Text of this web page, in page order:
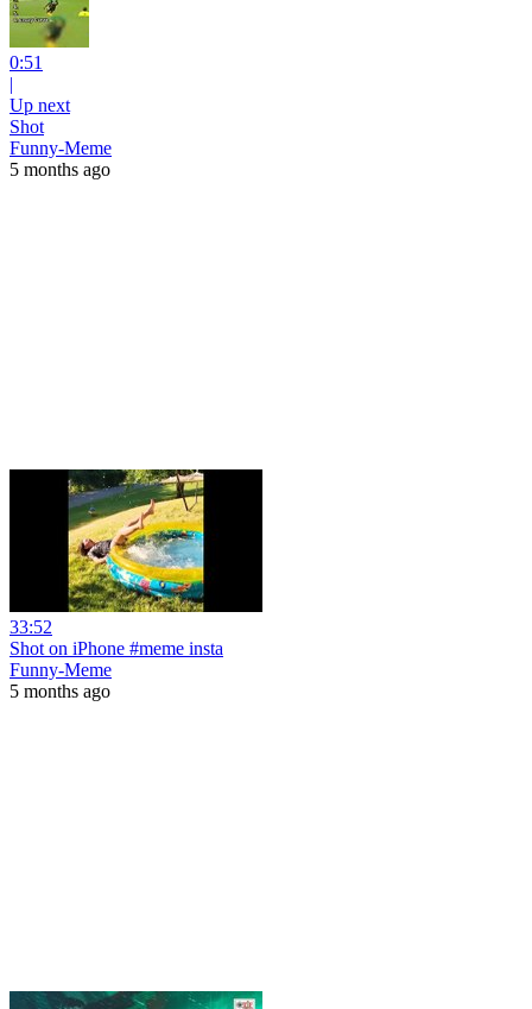
0:51
|
Up next
Shot
Funny-Meme
5 months ago
33:52
Shot on iPhone #meme insta
Funny-Meme
5 months ago